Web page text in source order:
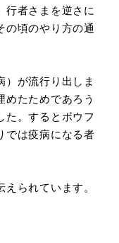
行者さまを逆さに
の頃のやり方の通
が流行り出しま
めたためであろう
た。するとボウフ
では疫病になる者
られています。